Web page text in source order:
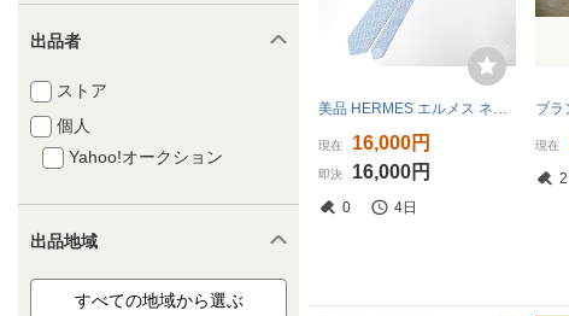
出品者
ストア
個人
Yahoo!オークション
出品地域
現在 16,000円
即決 16,000円
0 4日
現在
2